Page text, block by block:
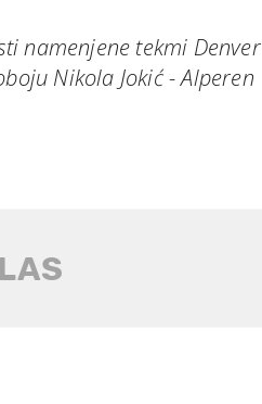
namenjene tekmi Denver
Nikola Jokić - Alperen